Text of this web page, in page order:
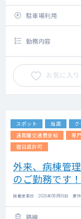
駐車場利用
勤務内容
お気に入り
スポット 当直
遠距離交通費支給
専
宿日直許可
外来、病棟管
のご勤務です！
掲載更新日 : 2026年08月06日 案
路線